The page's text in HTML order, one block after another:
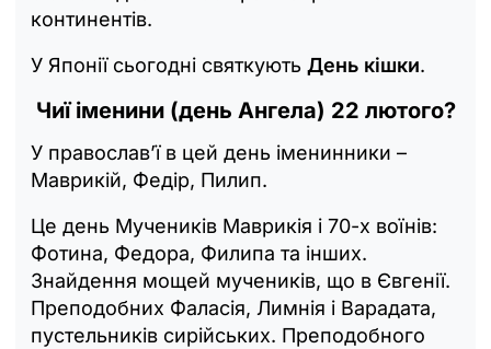
континентів.
У Японії сьогодні святкують День кішки.
Чиї іменини (день Ангела) 22 лютого?
У православ’ї в цей день іменинники –
Маврикій, Федір, Пилип.
Це день Мучеників Маврикія і 70-х воїнів:
Фотина, Федора, Филипа та інших.
Знайдення мощей мучеників, що в Євгенії.
Преподобних Фаласія, Лимнія і Варадата,
пустельників сирійських. Преподобного